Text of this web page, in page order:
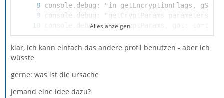
JavaScript error: chrome://openpgp/
Alles anzeigen
klar, ich kann einfach das andere profil benutzen - aber ich
wüsste
gerne: was ist die ursache
jemand eine idee dazu?